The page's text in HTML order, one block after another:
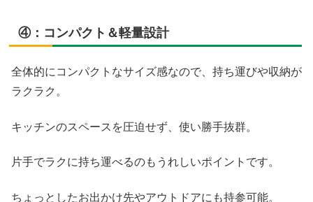
④：コンパクト＆軽量設計
全体的にコンパクトなサイズ感なので、持ち運びや収納が
ラクラク。
キッチンのスペースを圧迫せず、使い勝手抜群。
片手でラクに持ち運べるのもうれしいポイントです。
ちょっとしたお出かけ先やアウトドアにも持参可能。